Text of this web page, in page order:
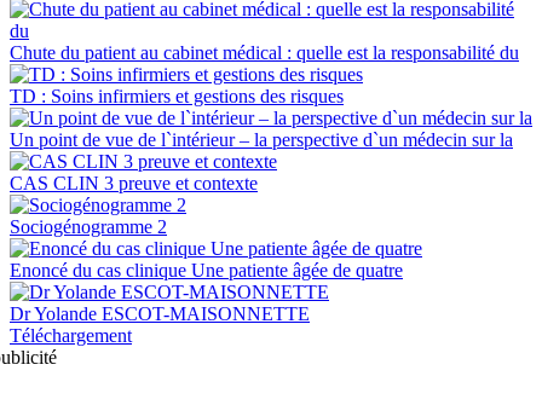
Chute du patient au cabinet médical : quelle est la responsabilité du
TD : Soins infirmiers et gestions des risques
Un point de vue de l`intérieur – la perspective d`un médecin sur la
CAS CLIN 3 preuve et contexte
Sociogénogramme 2
Enoncé du cas clinique Une patiente âgée de quatre
Dr Yolande ESCOT-MAISONNETTE
Téléchargement